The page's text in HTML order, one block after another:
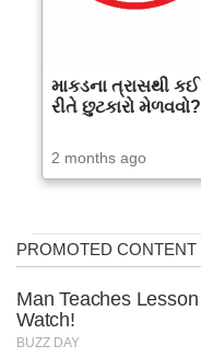
માકડના ત્રાસથી કઈ
રીતે છુટકારો મેળવવો?
2 months ago